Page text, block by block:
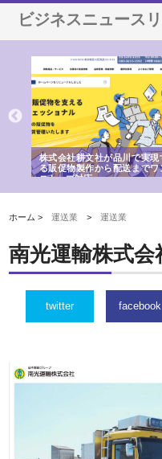
ビジネスニュース
株式会社耕文社が品川で実現
る販促物製作から配送までワ
ストップ対応
ホーム >運送業 >運送業
南光運輸株式会
twitter facebook